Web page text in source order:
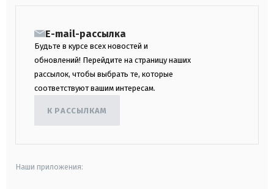
E-mail-рассылка
Будьте в курсе всех новостей и
обновлений! Перейдите на страницу наших
рассылок, чтобы выбрать те, которые
соответствуют вашим интересам.
К РАССЫЛКАМ
Наши приложения: